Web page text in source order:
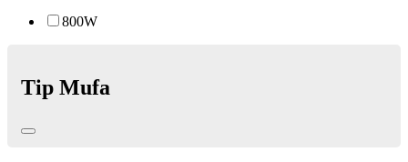
800W
Tip Mufa